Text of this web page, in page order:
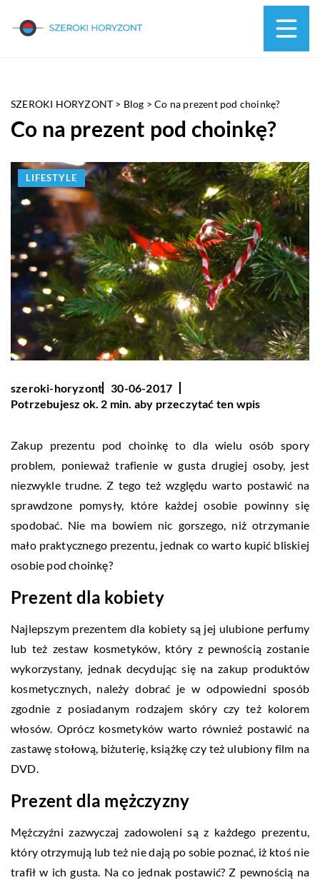
SZEROKI HORYZONT > Blog >Co na prezent pod choinkę?
Co na prezent pod choinkę?
LIFESTYLE
szeroki-horyzont
30-06-2017
Potrzebujesz ok. 2 min. aby przeczytać ten wpis
Zakup prezentu pod choinkę to dla wielu osób spory
problem, ponieważ trafienie w gusta drugiej osoby, jest
niezwykle trudne. Z tego też względu warto postawić na
sprawdzone pomysły, które każdej osobie powinny się
spodobać. Nie ma bowiem nic gorszego, niż otrzymanie
mało praktycznego prezentu, jednak co warto kupić bliskiej
osobie pod choinkę?
Prezent dla kobiety
Najlepszym prezentem dla kobiety są jej ulubione perfumy
lub też zestaw kosmetyków, który z pewnością zostanie
wykorzystany, jednak decydując się na zakup produktów
kosmetycznych, należy dobrać je w odpowiedni sposób
zgodnie z posiadanym rodzajem skóry czy też kolorem
włosów. Oprócz kosmetyków warto również postawić na
zastawę stołową, biżuterię, książkę czy też ulubiony film na
DVD.
Prezent dla mężczyzny
Mężczyźni zazwyczaj zadowoleni są z każdego prezentu,
który otrzymują lub też nie dają po sobie poznać, iż ktoś nie
trafił w ich gusta. Na co jednak postawić? Z pewnością na